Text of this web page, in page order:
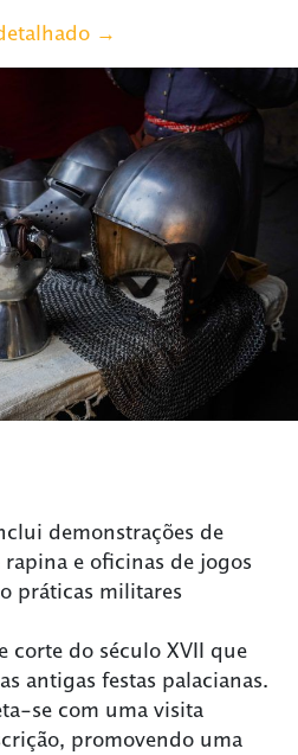
→
demonstrações de
rapina e oficinas de jogos
práticas militares
corte do século XVII que
antigas festas palacianas.
se com uma visita
promovendo uma